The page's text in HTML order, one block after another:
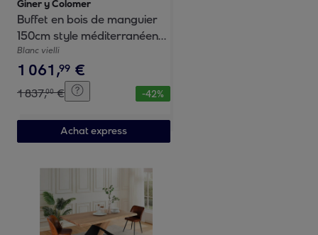
Giner y Colomer
Buffet en bois de manguier
150cm style méditerranéen
moderne
Blanc vielli
1 061,99 €
1837,00 € -42%
Achat express